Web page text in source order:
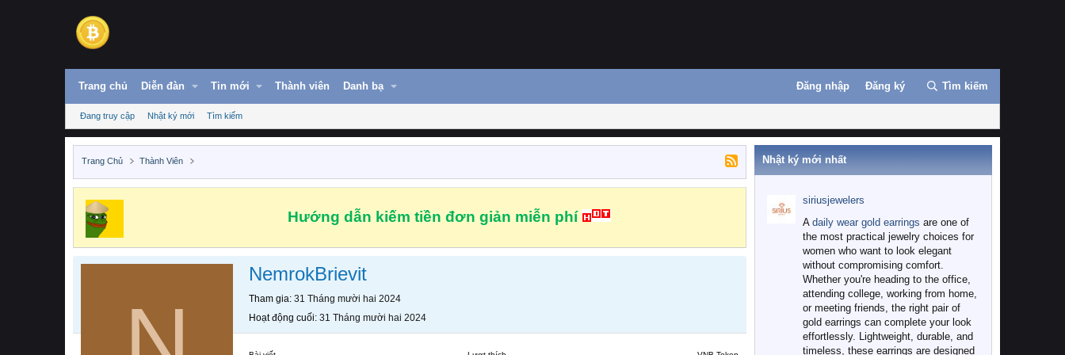
Trang chủ Diễn đàn Tin mới Thành viên Danh bạ Đăng nhập Đăng ký Tìm kiếm
Đang truy cập Nhật ký mới Tìm kiếm
Trang Chủ Thành Viên
Hướng dẫn kiếm tiền đơn giản miễn phí
NemrokBrievit
Tham gia 31 Tháng mười hai 2024
Hoạt động cuối 31 Tháng mười hai 2024
Nhật ký mới nhất
siriusjewelers
A daily wear gold earrings are one of
the most practical jewelry choices for
women who want to look elegant
without compromising comfort.
Whether you're heading to the office,
attending college, working from home,
or meeting friends, the right pair of
gold earrings can complete your look
effortlessly. Lightweight, durable, and
timeless, these earrings are designed